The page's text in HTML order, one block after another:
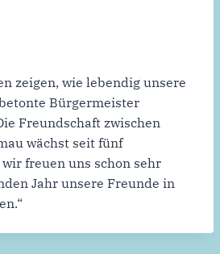
zeigen, wie lebendig unsere
Bürgermeister
Freundschaft zwischen
wächst seit fünf
freuen uns schon sehr
Jahr unsere Freunde in